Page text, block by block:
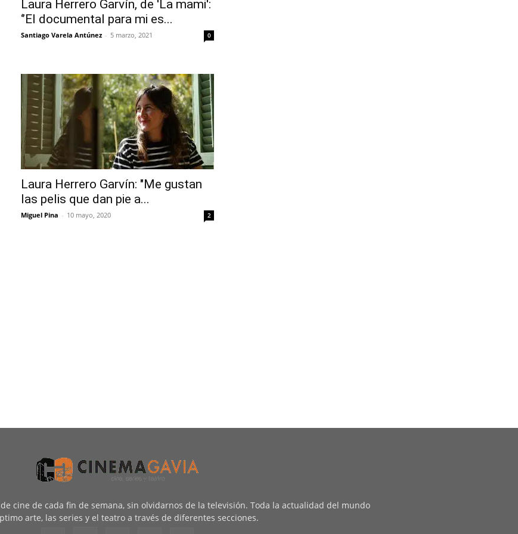
Laura Herrero Garvín, de 'La mami':
‘’El documental para mi es...
Santiago Varela Antúnez - 5 marzo, 2021 0
Laura Herrero Garvín: "Me gustan
las pelis que dan pie a...
Miguel Pina - 10 mayo, 2020 2
cine de cada fin de semana, sin olvidarnos de la televisión. Toda la actualidad del mundo
arte, las series y el teatro a través de diferentes secciones.